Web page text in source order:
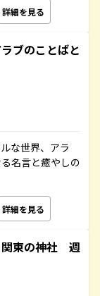
詳細を見る
ブのことばと
な世界、アラ
名言と癒やしの
詳細を見る
東の神社 週